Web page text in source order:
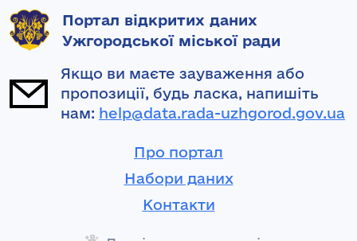
Портал відкритих даних
Ужгородської міської ради
Якщо ви маєте зауваження або
пропозиції, будь ласка, напишіть
нам: help@data.rada-uzhgorod.gov.ua
Про портал
Набори даних
Контакти